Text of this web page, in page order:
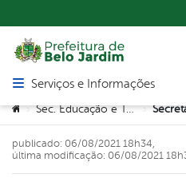
Abrir menu principal de
Serviços e Informações
Você está aqui:
> Sec. Educação e Tecnologia >
publicado: 06/08/2021 18h34,
última modificação: 06/08/2021